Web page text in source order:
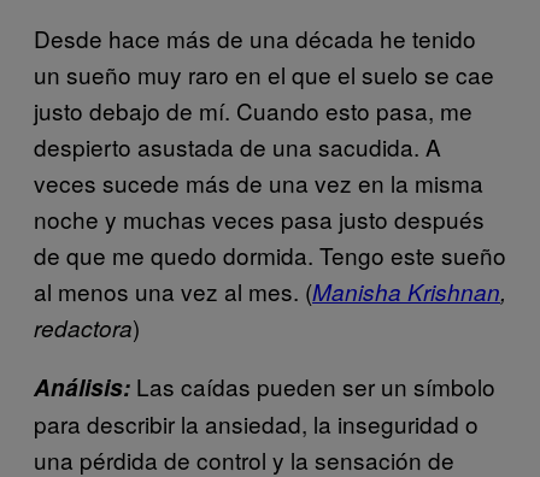
Desde hace más de una década he tenido
un sueño muy raro en el que el suelo se cae
justo debajo de mí. Cuando esto pasa, me
despierto asustada de una sacudida. A
veces sucede más de una vez en la misma
noche y muchas veces pasa justo después
de que me quedo dormida. Tengo este sueño
al menos una vez al mes. (Manisha Krishnan,
redactora)
Análisis: Las caídas pueden ser un símbolo
para describir la ansiedad, la inseguridad o
una pérdida de control y la sensación de